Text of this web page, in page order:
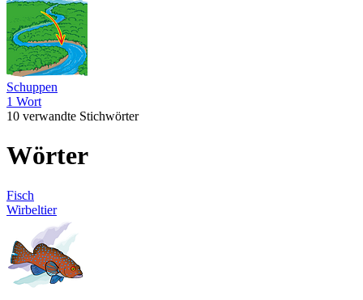
Schuppen
1 Wort
10 verwandte Stichwörter
Wörter
Fisch
Wirbeltier